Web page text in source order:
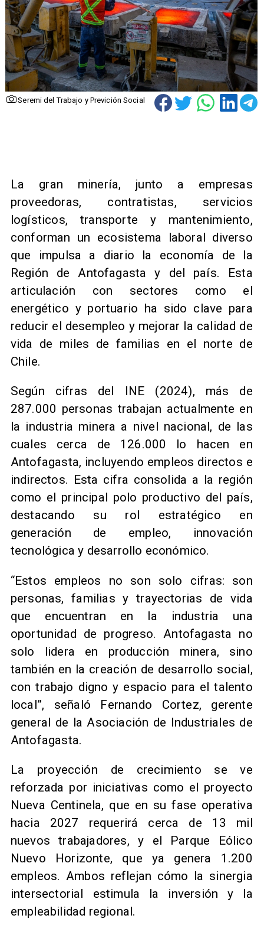
Seremi del Trabajo y Previción Social
La gran minería, junto a empresas
proveedoras, contratistas, servicios
logísticos, transporte y mantenimiento,
conforman un ecosistema laboral diverso
que impulsa a diario la economía de la
Región de Antofagasta y del país. Esta
articulación con sectores como el
energético y portuario ha sido clave para
reducir el desempleo y mejorar la calidad de
vida de miles de familias en el norte de
Chile.
Según cifras del INE (2024), más de
287.000 personas trabajan actualmente en
la industria minera a nivel nacional, de las
cuales cerca de 126.000 lo hacen en
Antofagasta, incluyendo empleos directos e
indirectos. Esta cifra consolida a la región
como el principal polo productivo del país,
destacando su rol estratégico en
generación de empleo, innovación
tecnológica y desarrollo económico.
“Estos empleos no son solo cifras: son
personas, familias y trayectorias de vida
que encuentran en la industria una
oportunidad de progreso. Antofagasta no
solo lidera en producción minera, sino
también en la creación de desarrollo social,
con trabajo digno y espacio para el talento
local”, señaló Fernando Cortez, gerente
general de la Asociación de Industriales de
Antofagasta.
La proyección de crecimiento se ve
reforzada por iniciativas como el proyecto
Nueva Centinela, que en su fase operativa
hacia 2027 requerirá cerca de 13 mil
nuevos trabajadores, y el Parque Eólico
Nuevo Horizonte, que ya genera 1.200
empleos. Ambos reflejan cómo la sinergia
intersectorial estimula la inversión y la
empleabilidad regional.